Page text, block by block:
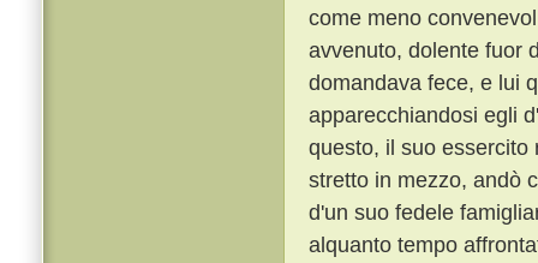
come meno
avvenuto, dolente fuor
domandava fece, e lui
apparecchiandosi egli
questo, il suo essercito
stretto in mezzo, andò
d'un suo fedele
alquanto tempo